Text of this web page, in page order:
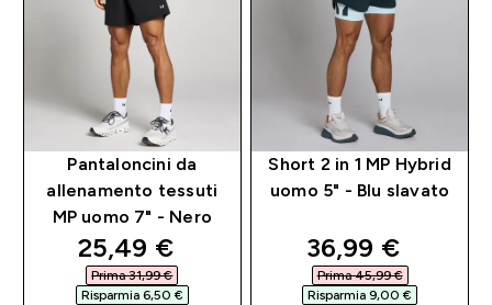
Pantaloncini da
allenamento tessuti
MP uomo 7" - Nero
discounted price
25,49 €‎
Prima 31,99 €‎
Risparmia 6,50 €‎
Short 2 in 1 MP Hybrid
uomo 5" - Blu slavato
discounted
36,99 €‎
Prima 45,99 €‎
Risparmia 9,00 €‎